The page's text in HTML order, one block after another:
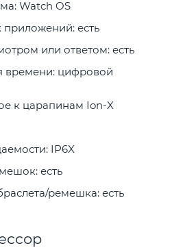
Watch OS
приложений: есть
или ответом: есть
времени: цифровой
к царапинам Ion-X
IP6X
есть
ремешка: есть